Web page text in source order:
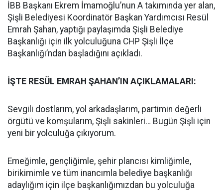
İBB Başkanı Ekrem İmamoğlu’nun A takımında yer alan,
Şişli Belediyesi Koordinatör Başkan Yardımcısı Resül
Emrah Şahan, yaptığı paylaşımda Şişli Belediye
Başkanlığı için ilk yolculuğuna CHP Şişli İlçe
Başkanlığı’ndan başladığını açıkladı.
İŞTE RESÜL EMRAH ŞAHAN’IN AÇIKLAMALARI:
Sevgili dostlarım, yol arkadaşlarım, partimin değerli
örgütü ve komşularım, Şişli sakinleri… Bugün Şişli için
yeni bir yolculuğa çıkıyorum.
Emeğimle, gençliğimle, şehir plancısı kimliğimle,
birikimimle ve tüm inancımla belediye başkanlığı
adaylığım için ilçe başkanlığımızdan bu yolculuğa